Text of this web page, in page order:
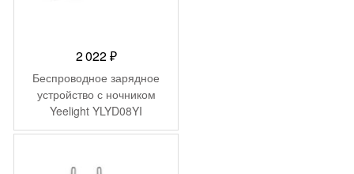
2 022₽
Беспроводное зарядное
устройство с ночником
Yeelight YLYD08YI